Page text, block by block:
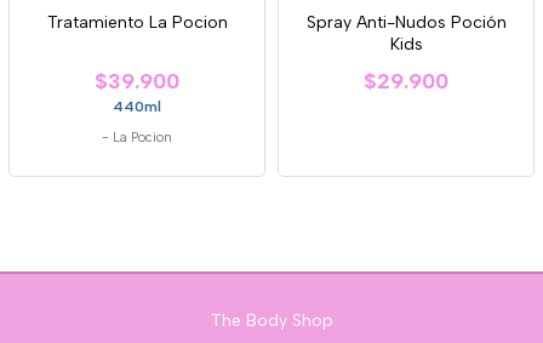
Tratamiento La Pocion
$39.900
440ml
- La Pocion
Spray Anti-Nudos Poción
Kids
$29.900
The Body Shop